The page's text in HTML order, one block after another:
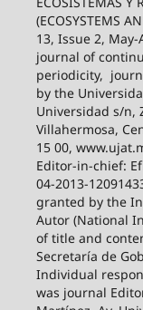
(ECOSYSTEMS
13, Issue 2,
journal of
periodicity,
by the
Universidad s/n,
Villahermosa,
15 00,
Editor-in-chief:
04-2013-
granted by the
Autor (National
of title and
Secretaría de
Individual
was journal